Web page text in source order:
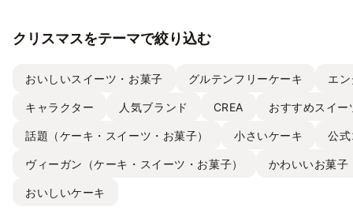
クリスマスをテーマで絞り込む
おいしいスイーツ・お菓子 グルテンフリーケーキ エ
キャラクター 人気ブランド CREA おすすめスイー
話題（ケーキ・スイーツ・お菓子） 小さいケーキ 公
ヴィーガン（ケーキ・スイーツ・お菓子） かわいいお菓子
おいしいケーキ